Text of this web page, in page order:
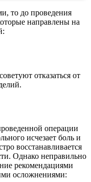
то до проведения
направлены на
отказаться от
операции
исчезает боль и
восстанавливается
Однако неправильно
рекомендациями
осложнениями: